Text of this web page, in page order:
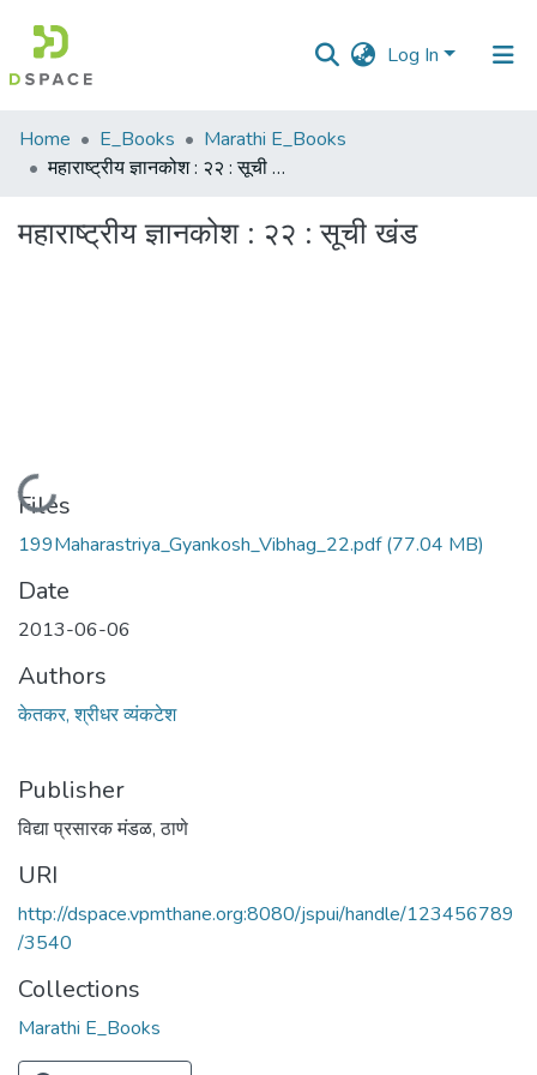
Log In
Communities
&
All of DSpace
Home E_Books
Marathi E_Books
महाराष्ट्रीय ज्ञानकोश : २२ : सूची खंड
महाराष्ट्रीय ज्ञानकोश : २२ : सूची खंड
Loading...
Files
199Maharastriya_Gyankosh_Vibhag_22.pdf(77.04 MB)
Date
2013-06-06
Authors
केतकर, श्रीधर व्यंकटेश
Publisher
विद्या प्रसारक मंडळ, ठाणे
URI
http://dspace.vpmthane.org:8080/jspui/handle/123456789
/3540
Collections
Marathi E_Books